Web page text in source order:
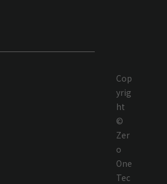
Cop
yrig
ht
©
Zer
o
One
Tec